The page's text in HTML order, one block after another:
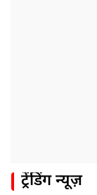
ट्रेंडिंग न्यूज़